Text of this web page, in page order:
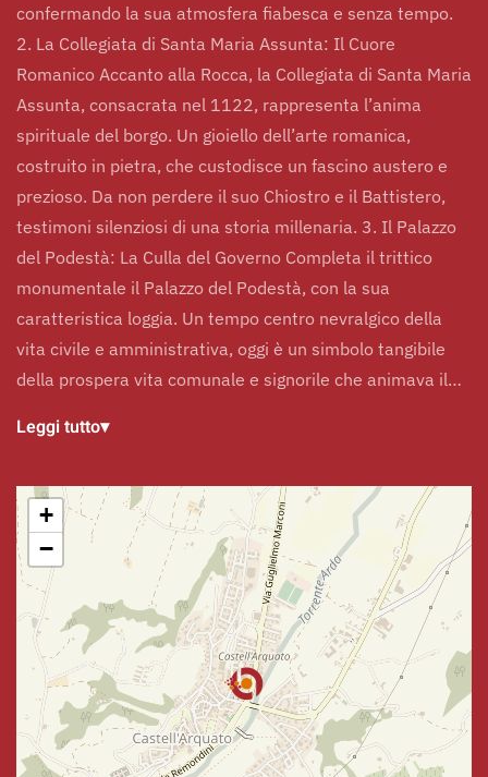
confermando la sua atmosfera fiabesca e senza tempo.
2. La Collegiata di Santa Maria Assunta: Il Cuore
Romanico Accanto alla Rocca, la Collegiata di Santa Maria
Assunta, consacrata nel 1122, rappresenta l’anima
spirituale del borgo. Un gioiello dell’arte romanica,
costruito in pietra, che custodisce un fascino austero e
prezioso. Da non perdere il suo Chiostro e il Battistero,
testimoni silenziosi di una storia millenaria. 3. Il Palazzo
del Podestà: La Culla del Governo Completa il trittico
monumentale il Palazzo del Podestà, con la sua
caratteristica loggia. Un tempo centro nevralgico della
vita civile e amministrativa, oggi è un simbolo tangibile
della prospera vita comunale e signorile che animava il…
Leggi tutto▾
+
−